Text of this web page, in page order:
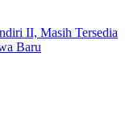
II, Masih Tersedia
Baru